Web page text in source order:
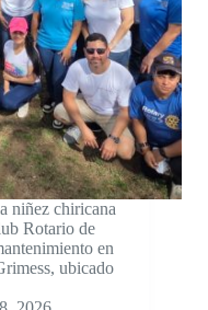
niñez chiricana
Rotario de
en
ubicado